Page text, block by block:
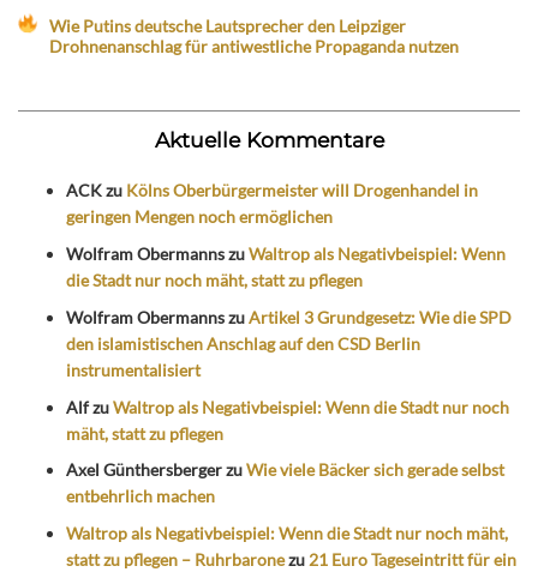
Wie Putins deutsche Lautsprecher den Leipziger
Drohnenanschlag für antiwestliche Propaganda nutzen
Aktuelle Kommentare
ACKzu Kölns Oberbürgermeister will Drogenhandel in
geringen Mengen noch ermöglichen
Wolfram ObermannszuWaltrop als Negativbeispiel: Wenn
die Stadt nur noch mäht, statt zu pflegen
Wolfram ObermannszuArtikel 3 Grundgesetz: Wie die SPD
den islamistischen Anschlag auf den CSD Berlin
instrumentalisiert
AlfzuWaltrop als Negativbeispiel: Wenn die Stadt nur noch
mäht, statt zu pflegen
Axel GünthersbergerzuWie viele Bäcker sich gerade selbst
entbehrlich machen
Waltrop als Negativbeispiel: Wenn die Stadt nur noch mäht,
statt zu pflegen – Ruhrbaronezu 21 Euro Tageseintritt für ein